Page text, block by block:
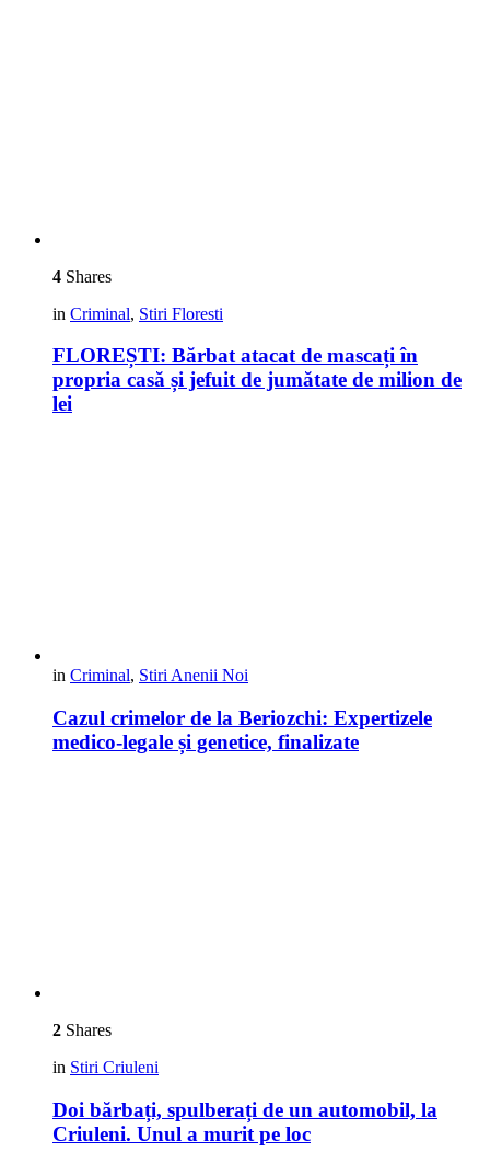
4 Shares
in Criminal, Stiri Floresti
FLOREȘTI: Bărbat atacat de mascați în
propria casă și jefuit de jumătate de milion de
lei
in Criminal, Stiri Anenii Noi
Cazul crimelor de la Beriozchi: Expertizele
medico-legale și genetice, finalizate
2 Shares
in Stiri Criuleni
Doi bărbați, spulberați de un automobil, la
Criuleni. Unul a murit pe loc